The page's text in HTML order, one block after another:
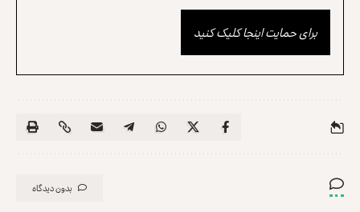
برای حمایت اینجا کلیک کنید
بدون دیدگاه